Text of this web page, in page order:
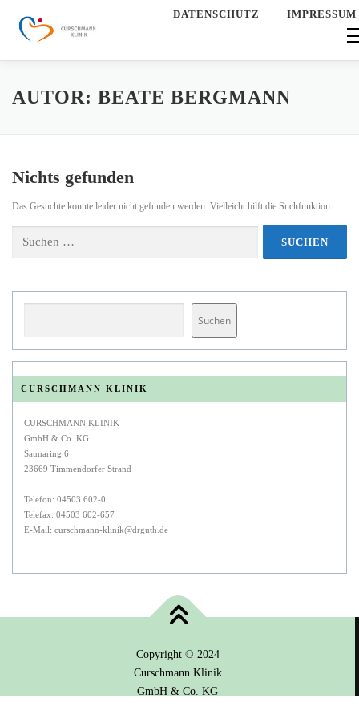
Inhalt
springen
IMPRESSUM
DATENSCHUTZ
ANMELDUNG AKTUELLES STELLENANGEBOTE
AUTOR: BEATE BERGMANN
Nichts gefunden
Das Gesuchte konnte leider nicht gefunden werden. Vielleicht hilft die Suchfunktion.
nach:
Suchen
CURSCHMANN KLINIK
CURSCHMANN KLINIK
GmbH & Co. KG
Saunaring 6
23669 Timmendorfer Strand
Telefon: 04503 602-0
Telefax: 04503 602-657
E-Mail: curschmann-klinik@drguth.de
Copyright © 2024
Curschmann Klinik
GmbH & Co. KG